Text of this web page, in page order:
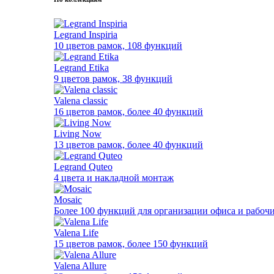
Legrand Inspiria
10 цветов рамок, 108 функций
Legrand Etika
9 цветов рамок, 38 функций
Valena classic
16 цветов рамок, более 40 функций
Living Now
13 цветов рамок, более 40 функций
Legrand Quteo
4 цвета и накладной монтаж
Mosaic
Более 100 функций для организации офиса и
Valena Life
15 цветов рамок, более 150 функций
Valena Allure